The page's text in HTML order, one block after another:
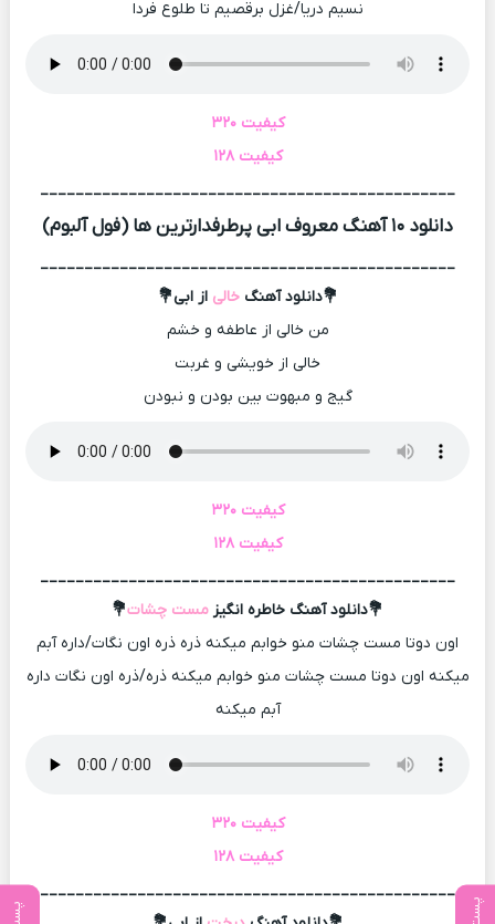
نسیم دریا/غزل برقصیم تا طلوع فردا
کیفیت ۳۲۰
کیفیت ۱۲۸
_______________________________________________
دانلود ۱۰ آهنگ معروف ابی پرطرفدارترین ها (فول آلبوم)
_______________________________________________
💐دانلود آهنگخالی از ابی💐
من خالی از عاطفه و خشم
خالی از خویشی و غربت
گیج و مبهوت بین بودن و نبودن
کیفیت ۳۲۰
کیفیت ۱۲۸
_______________________________________________
💐دانلود آهنگ خاطره انگیز مست چشات💐
اون دوتا مست چشات منو خوابم میکنه ذره ذره اون نگات/داره آبم
میکنه اون دوتا مست چشات منو خوابم میکنه ذره/ذره اون نگات داره
آبم میکنه
کیفیت ۳۲۰
کیفیت ۱۲۸
_______________________________________________